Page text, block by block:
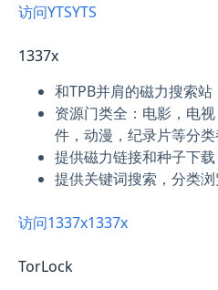
访问YTSYTS
1337x
和TPB并肩的磁力搜索站
资源门类全：电影，电
件，动漫，纪录片等分
提供磁力链接和种子下载
提供关键词搜索，分类
访问1337x1337x
TorLock